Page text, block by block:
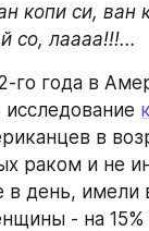
копи си, ван
со, лаааа!!!...
го года в
в
раком и не
в день, имели
- на